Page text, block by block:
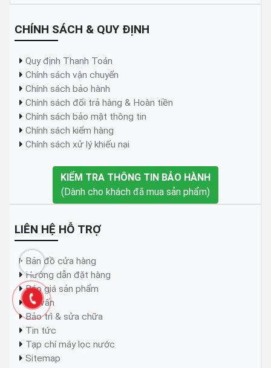
CHÍNH SÁCH & QUY ĐỊNH
Quy định Thanh Toán
Chính sách vận chuyển
Chính sách bảo hành
Chính sách đổi trả hàng & Hoàn tiền
Chính sách bảo mật thông tin
Chính sách kiểm hàng
Chính sách xử lý khiếu nại
KIỂM TRA THÔNG TIN BẢO HÀNH
(Dành cho khách đã mua sản phẩm)
LIÊN HỆ HỖ TRỢ
Bản đồ cửa hàng
Hướng dẫn đặt hàng
Báo giá sản phẩm
Tư vấn
Bảo trì & sửa chữa
Tin tức
Tạp chí máy lọc nước
Sitemap